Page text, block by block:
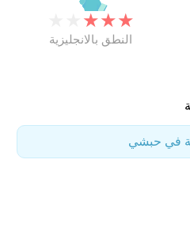
★
★
★
النطق بالانجليزية
في حبشي